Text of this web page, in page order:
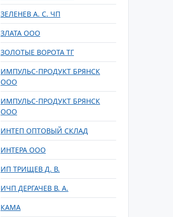
ЗЕЛЕНЕВ А. С. ЧП
ЗЛАТА ООО
ЗОЛОТЫЕ ВОРОТА ТГ
ИМПУЛЬС-ПРОДУКТ БРЯНСК
ООО
ИМПУЛЬС-ПРОДУКТ БРЯНСК
ООО
ИНТЕП ОПТОВЫЙ СКЛАД
ИНТЕРА ООО
ИП ТРИЩЕВ Д. В.
ИЧП ДЕРГАЧЕВ В. А.
КАМА